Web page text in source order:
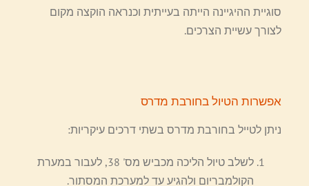
סוגיית ההיגיינה הייתה בעייתית וכנראה הוקצה מקום
לצורך עשיית הצרכים.
אפשרות הטיול בחורבת מדרס
ניתן לטייל בחורבת מדרס בשתי דרכים עיקריות:
לשלב טיול הליכה מכביש מס' 38, לעבור במערת
הקולמבריום ולהגיע עד למערכת המסתור.